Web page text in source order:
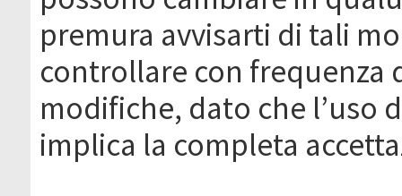
premura avvisarti di tali
controllare con frequenza
modifiche, dato che l’uso
implica la completa